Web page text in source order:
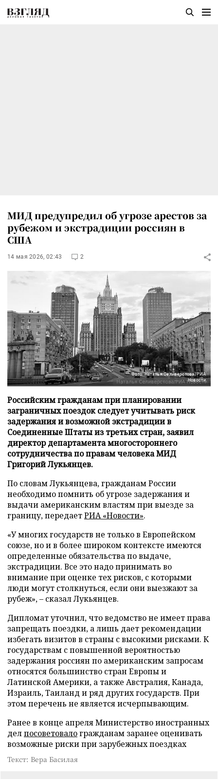
МИД предупредил об угрозе арестов за
рубежом и экстрадиции россиян в
США
14 мая 2026, 02:43 2
Фото: Наталья Селиверстова/РИА
Новости
Российским гражданам при планировании
заграничных поездок следует учитывать риск
задержания и возможной экстрадиции в
Соединенные Штаты из третьих стран, заявил
директор департамента многостороннего
сотрудничества по правам человека МИД
Григорий Лукьянцев.
По словам Лукьянцева, гражданам России
необходимо помнить об угрозе задержания и
выдачи американским властям при выезде за
границу, передаетРИА «Новости».
«У многих государств не только в Европейском
союзе, но и в более широком контексте имеются
определенные обязательства по выдаче,
экстрадиции. Все это надо принимать во
внимание при оценке тех рисков, с которыми
люди могут столкнуться, если они выезжают за
рубеж», – сказал Лукьянцев.
Дипломат уточнил, что ведомство не имеет права
запрещать поездки, а лишь дает рекомендации
избегать визитов в страны с высокими рисками. К
государствам с повышенной вероятностью
задержания россиян по американским запросам
относятся большинство стран Европы и
Латинской Америки, а также Австралия, Канада,
Израиль, Таиланд и ряд других государств. При
этом перечень не является исчерпывающим.
Ранее в конце апреля Министерство иностранных
делпосоветовалогражданам заранее оценивать
возможные риски при зарубежных поездках
Текст: Вера Басилая